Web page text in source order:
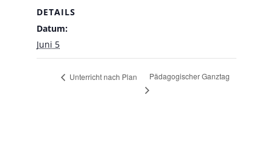
DETAILS
Datum:
Juni 5
Unterricht nach Plan Pädagogischer Ganztag